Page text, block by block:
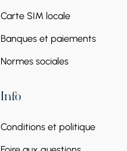
Carte SIM locale
Banques et paiements
Normes sociales
Info
Conditions et politique